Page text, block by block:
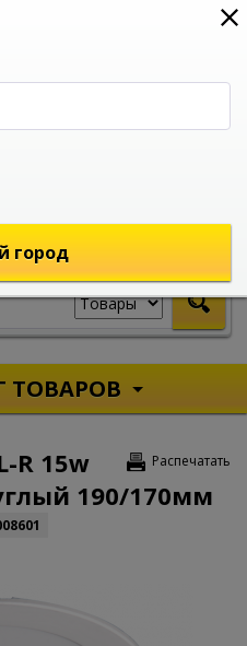
0
МАГАЗИН
ТОВАРОВ
Распечатать
R 15w
190/170мм
город